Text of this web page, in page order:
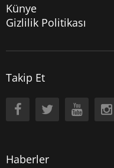
Künye
Gizlilik Politikası
Takip Et
Haberler